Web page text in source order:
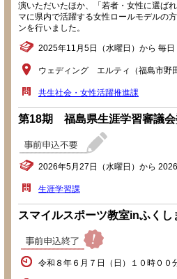
演いただいたほか、「若者・女性に選ば
マに県内で活躍する女性ロールモデルの
ンを行いました。
2025年11月5日（水曜日）から 毎日
ウェディング エルティ（福島市野
共生社会・女性活躍推進課
第18期 福島県生涯学習審議会
2026年5月27日（水曜日）から
生涯学習課
スマイルスポーツ教室inふくし
令和８年６月７日（日）１０時００